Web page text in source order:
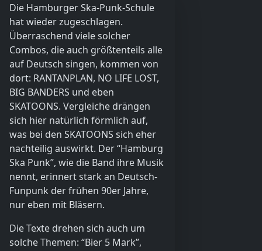
Die Hamburger Ska-Punk-Schule
hat wieder zugeschlagen.
Überraschend viele solcher
Combos, die auch größtenteils alle
auf Deutsch singen, kommen von
dort: RANTANPLAN, NO LIFE LOST,
BIG BANDERS und eben
SKATOONS. Vergleiche drängen
sich hier natürlich förmlich auf,
was bei den SKATOONS sich eher
nachteilig auswirkt. Der “Hamburg
Ska Punk”, wie die Band ihre Musik
nennt, erinnert stark an Deutsch-
Funpunk der frühen 90er Jahre,
nur eben mit Bläsern.
Die Texte drehen sich auch um
solche Themen: “Bier 5 Mark”,